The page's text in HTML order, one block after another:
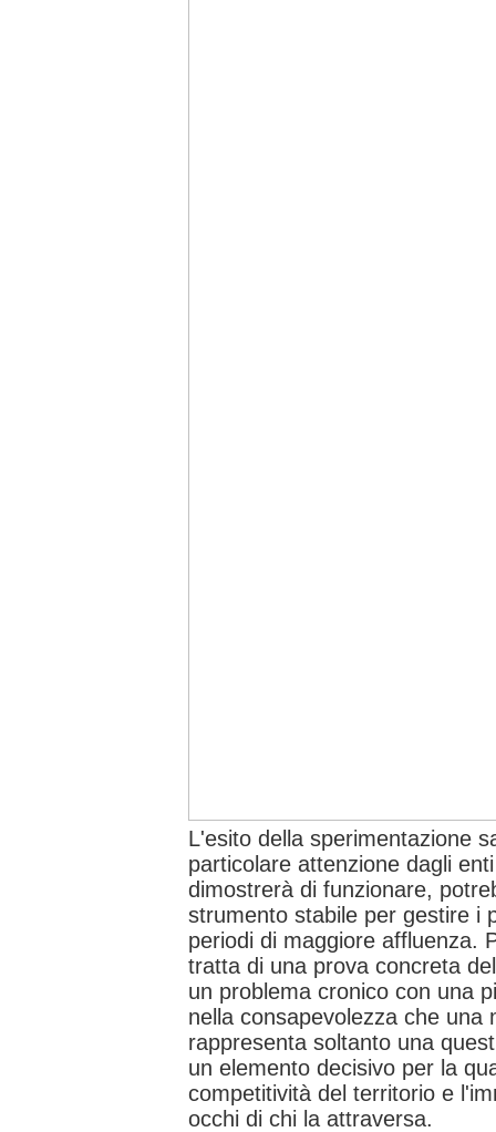
L'esito della sperimentazione
particolare attenzione dagli
dimostrerà di funzionare,
strumento stabile per gestire i
periodi di maggiore affluenza.
tratta di una prova concreta
un problema cronico con una
nella consapevolezza che una
rappresenta soltanto una
un elemento decisivo per la
competitività del territorio e
occhi di chi la attraversa.